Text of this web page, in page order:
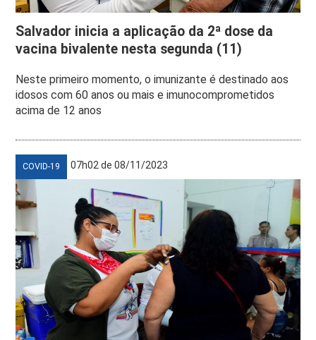
Salvador inicia a aplicação da 2ª dose da
vacina bivalente nesta segunda (11)
Neste primeiro momento, o imunizante é destinado aos
idosos com 60 anos ou mais e imunocomprometidos
acima de 12 anos
COVID-19 07h02 de 08/11/2023